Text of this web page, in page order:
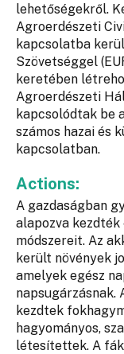
lehetőségekről.
Agroerdészeti
kapcsolatba
Szövetséggel
keretében
Agroerdészeti
kapcsolódtak be
számos hazai és
kapcsolatban.
Actions:
A gazdaságban
alapozva
módszereit. Az
került növények
amelyek egész
kezdtek
hagyományos,
létesítettek. A